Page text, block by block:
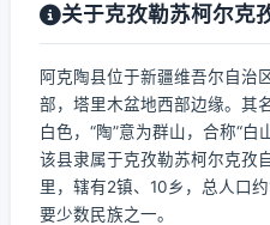
关于克孜勒苏柯尔克
阿克陶县位于新疆维吾尔自治
部，塔里木盆地西部边缘。其
白色，“陶”意为群山，合称“白
该县隶属于克孜勒苏柯尔克孜
里，辖有2镇、10乡，总人口
要少数民族之一。